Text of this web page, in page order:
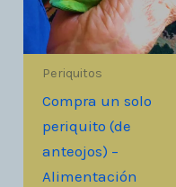
Periquitos
Compra un solo
periquito (de
anteojos) –
Alimentación